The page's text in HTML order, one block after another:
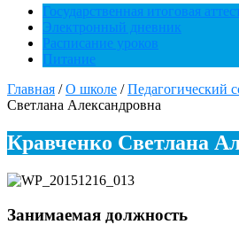
Государственная итоговая
Электронный дневник
Расписание уроков
Питание
Главная /О школе /Педагогический
Светлана Александровна
Кравченко Светлана
Занимаемая должность